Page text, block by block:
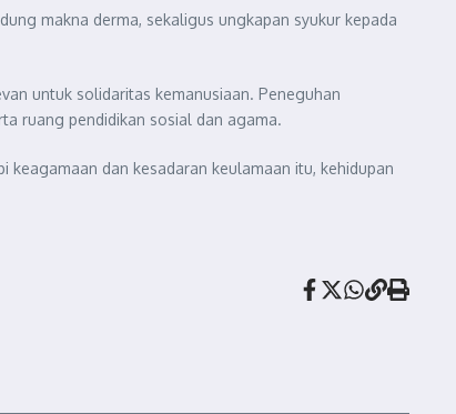
makna derma, sekaligus ungkapan syukur kepada
untuk solidaritas kemanusiaan. Peneguhan
ruang pendidikan sosial dan agama.
dan kesadaran keulamaan itu, kehidupan